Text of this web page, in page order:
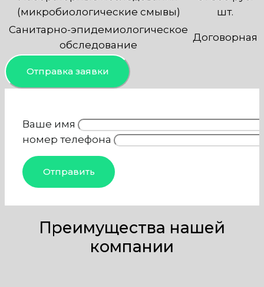
(микробиологические смывы)
шт.
Санитарно-эпидемиологическое
обследование
Договорная
Отправка заявки
Ваше имя
номер телефона
Преимущества нашей
компании